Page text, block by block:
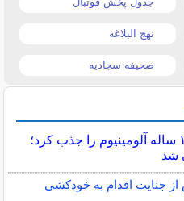
نهج البلاغه
صحیفه سجادیه
پرسپولیس پدیده ۱۹ ساله آلومینیوم را جذب کرد؛
شد
از جنایت اقدام به خودکشی